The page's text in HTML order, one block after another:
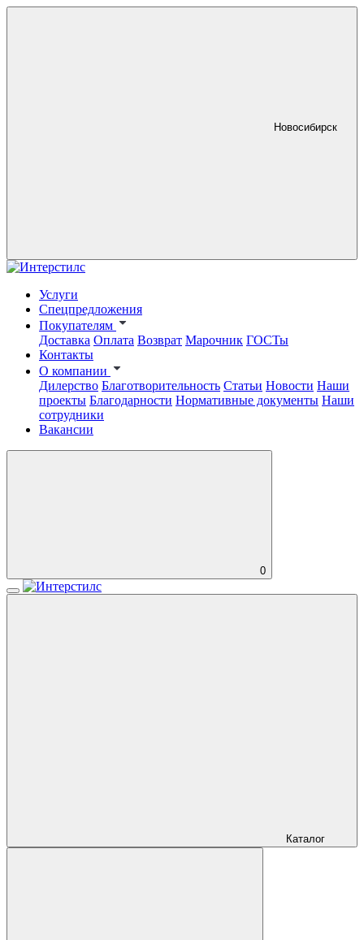
Новосибирск
Услуги
Спецпредложения
Покупателям
Доставка Оплата Возврат Марочник ГОСТы
Контакты
О компании
Дилерство Благотворительность Статьи Новости Наши
проекты Благодарности Нормативные документы Наши
сотрудники
Вакансии
0
Каталог